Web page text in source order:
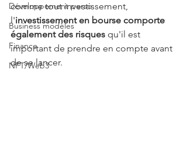
Développement perso
Business modèles
Finance
NFT/Web3
comme tout investissement,
l'investissement en bourse comporte
également des risques qu'il est
important de prendre en compte avant
de se lancer.